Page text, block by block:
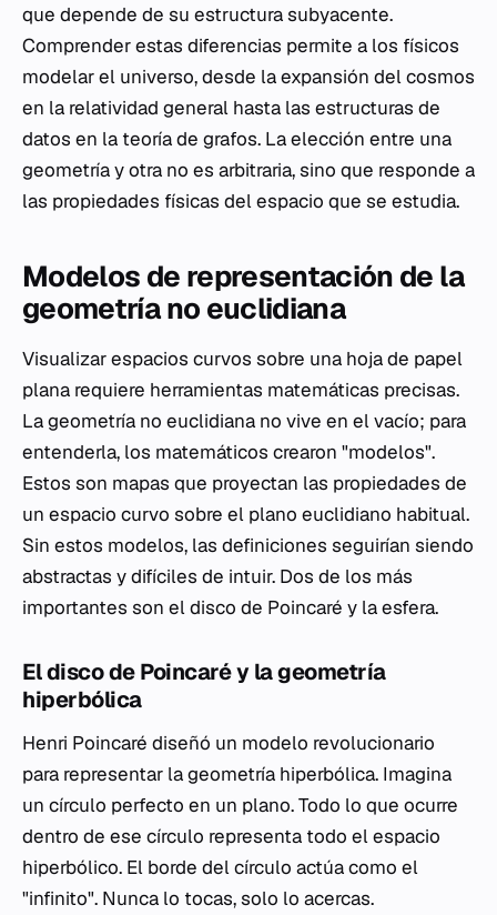
que depende de su estructura subyacente.
Comprender estas diferencias permite a los físicos
modelar el universo, desde la expansión del cosmos
en la relatividad general hasta las estructuras de
datos en la teoría de grafos. La elección entre una
geometría y otra no es arbitraria, sino que responde a
las propiedades físicas del espacio que se estudia.
Modelos de representación de la
geometría no euclidiana
Visualizar espacios curvos sobre una hoja de papel
plana requiere herramientas matemáticas precisas.
La geometría no euclidiana no vive en el vacío; para
entenderla, los matemáticos crearon "modelos".
Estos son mapas que proyectan las propiedades de
un espacio curvo sobre el plano euclidiano habitual.
Sin estos modelos, las definiciones seguirían siendo
abstractas y difíciles de intuir. Dos de los más
importantes son el disco de Poincaré y la esfera.
El disco de Poincaré y la geometría
hiperbólica
Henri Poincaré diseñó un modelo revolucionario
para representar la geometría hiperbólica. Imagina
un círculo perfecto en un plano. Todo lo que ocurre
dentro de ese círculo representa todo el espacio
hiperbólico. El borde del círculo actúa como el
"infinito". Nunca lo tocas, solo lo acercas.